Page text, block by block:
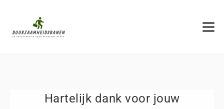
Hartelijk dank voor jouw